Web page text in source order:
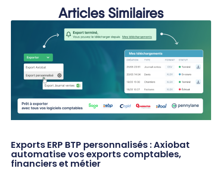
Articles Similaires
Exports ERP BTP personnalisés : Axiobat
automatise vos exports comptables,
financiers et métier